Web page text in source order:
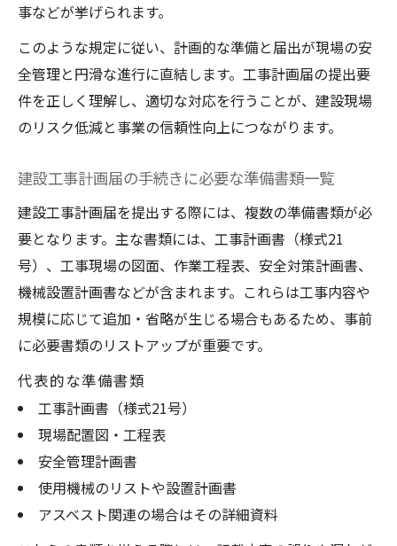
事などが挙げられます。
このような規定に従い、計画的な準備と届出が現場の安
全管理と円滑な進行に直結します。工事計画届の提出要
件を正しく理解し、適切な対応を行うことが、建設現場
のリスク低減と事業の信頼性向上につながります。
建設工事計画届の手続きに必要な準備書類一覧
建設工事計画届を提出する際には、複数の準備書類が必
要となります。主な書類には、工事計画書（様式21
号）、工事現場の図面、作業工程表、安全対策計画書、
機械設置計画書などが含まれます。これらは工事内容や
規模に応じて追加・省略が生じる場合もあるため、事前
に必要書類のリストアップが重要です。
代表的な準備書類
工事計画書（様式21号）
現場配置図・工程表
安全管理計画書
使用機械のリストや設置計画書
アスベスト関連の場合はその詳細資料